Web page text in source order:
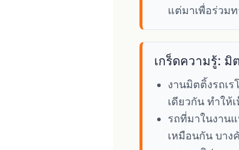
แต่มาเพื่อร่วม
เกร็ดความรู้: มิ
งานมิตติ้งรถเ
เดียวกัน ทำให้
รถที่มาในงาน
เหมือนกัน บาง